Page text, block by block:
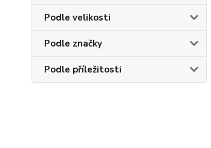
Podle velikosti
Podle značky
Podle příležitosti